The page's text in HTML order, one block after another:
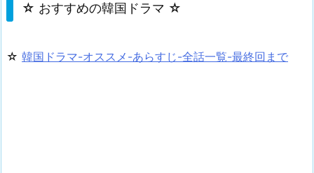
☆ おすすめの韓国ドラマ ☆
☆ 韓国ドラマ-オススメ-あらすじ-全話一覧-最終回まで